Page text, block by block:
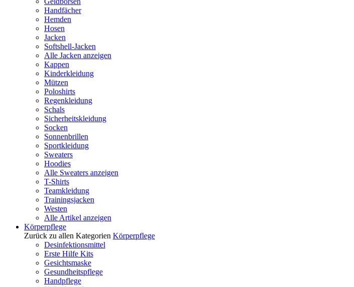
Handfächer
Hemden
Hosen
Jacken
Softshell-Jacken
Alle Jacken anzeigen
Kappen
Kinderkleidung
Mützen
Poloshirts
Regenkleidung
Schals
Sicherheitskleidung
Socken
Sonnenbrillen
Sportkleidung
Sweaters
Hoodies
Alle Sweaters anzeigen
T-Shirts
Teamkleidung
Trainingsjacken
Westen
Alle Artikel anzeigen
Körperpflege
Zurück zu allen Kategorien Körperpflege
Desinfektionsmittel
Erste Hilfe Kits
Gesichtsmaske
Gesundheitspflege
Handpflege